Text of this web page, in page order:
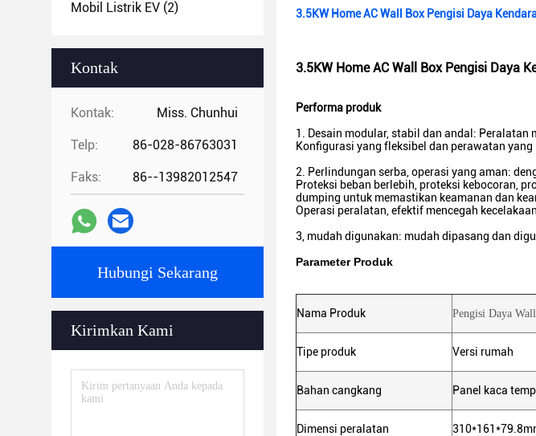
Mobil Listrik EV (2)
Kontak
Kontak: Miss. Chunhui
Telp: 86-028-86763031
Faks: 86--13982012547
Hubungi Sekarang
Kirimkan Kami
3.5KW Home AC Wall Box Pengisi Daya
3.5KW Home AC Wall Box Pengisi Daya
Performa produk
1. Desain modular, stabil dan andal: Peralatan
Konfigurasi yang fleksibel dan perawatan yang
2. Perlindungan serba, operasi yang aman:
Proteksi beban berlebih, proteksi kebocoran,
dumping untuk memastikan keamanan dan
Operasi peralatan, efektif mencegah
3, mudah digunakan: mudah dipasang dan
Parameter Produk
Nama Produk Pengisi Daya
Tipe produk Versi rumah
Bahan cangkang Panel kaca
Dimensi peralatan